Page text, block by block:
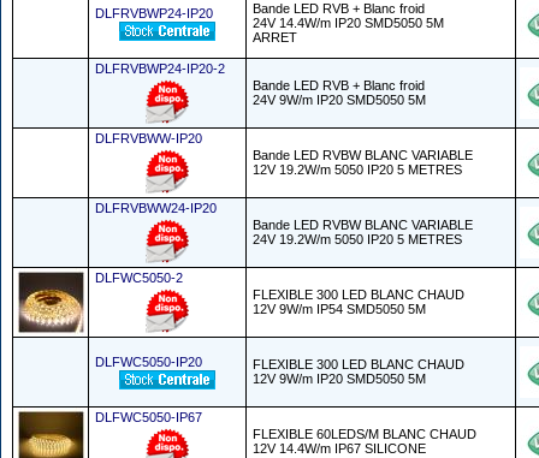
DLFRVBWP24-IP20
Bande LED RVB + Blanc froid
24V 14.4W/m IP20 SMD5050 5M
ARRET
DLFRVBWP24-IP20-2
Bande LED RVB + Blanc froid
24V 9W/m IP20 SMD5050 5M
DLFRVBWW-IP20
Bande LED RVBW BLANC VARIABLE
12V 19.2W/m 5050 IP20 5 METRES
DLFRVBWW24-IP20
Bande LED RVBW BLANC VARIABLE
24V 19.2W/m 5050 IP20 5 METRES
DLFWC5050-2
FLEXIBLE 300 LED BLANC CHAUD
12V 9W/m IP54 SMD5050 5M
DLFWC5050-IP20
FLEXIBLE 300 LED BLANC CHAUD
12V 9W/m IP20 SMD5050 5M
DLFWC5050-IP67
FLEXIBLE 60LEDS/M BLANC CHAUD
12V 14.4W/m IP67 SILICONE